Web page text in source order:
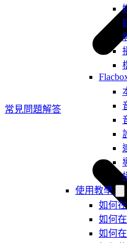
使用教學
如何
如何
如何
常見問題解答